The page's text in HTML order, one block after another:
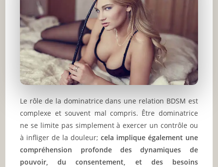
Le rôle de la dominatrice dans une relation BDSM est
complexe et souvent mal compris. Être dominatrice
ne se limite pas simplement à exercer un contrôle ou
à infliger de la douleur; cela implique également une
compréhension profonde des dynamiques de
pouvoir, du consentement, et des besoins